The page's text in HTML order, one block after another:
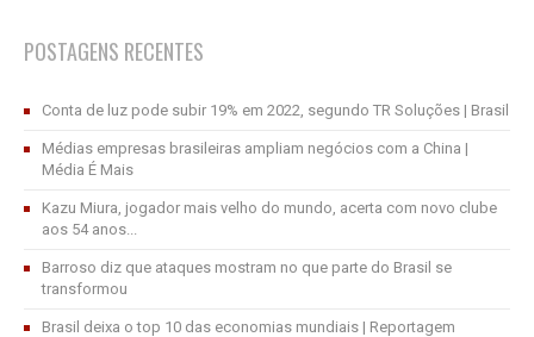
POSTAGENS RECENTES
Conta de luz pode subir 19% em 2022, segundo TR Soluções | Brasil
Médias empresas brasileiras ampliam negócios com a China |
Média É Mais
Kazu Miura, jogador mais velho do mundo, acerta com novo clube
aos 54 anos...
Barroso diz que ataques mostram no que parte do Brasil se
transformou
Brasil deixa o top 10 das economias mundiais | Reportagem